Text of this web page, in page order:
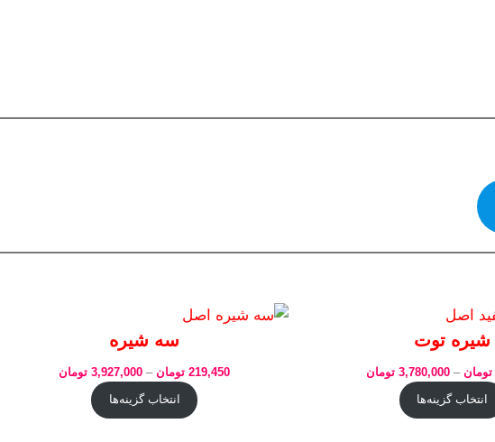
شیره توت
تومان –
3,780,000 تومان
انتخاب گزینه‌ها
سه شیره
219,450 تومان –
3,927,000 تومان
انتخاب گزینه‌ها